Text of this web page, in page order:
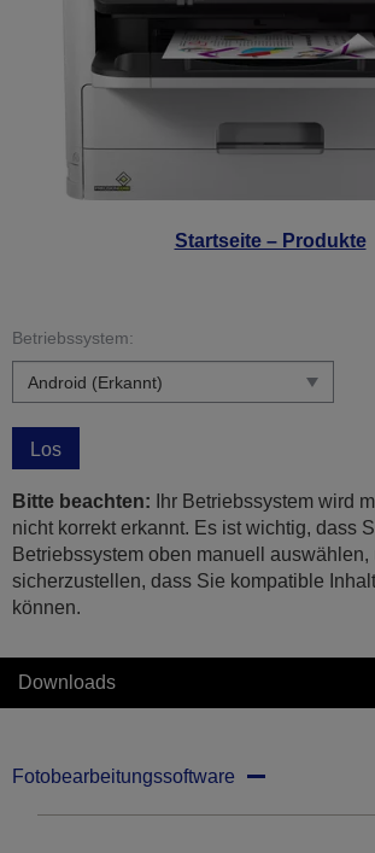
Startseite – Produkte
Betriebssystem:
Los
Bitte beachten: Ihr Betriebssystem wird
nicht korrekt erkannt. Es ist wichtig, dass
Betriebssystem oben manuell auswählen,
sicherzustellen, dass Sie kompatible
können.
Downloads
Fotobearbeitungssoftware